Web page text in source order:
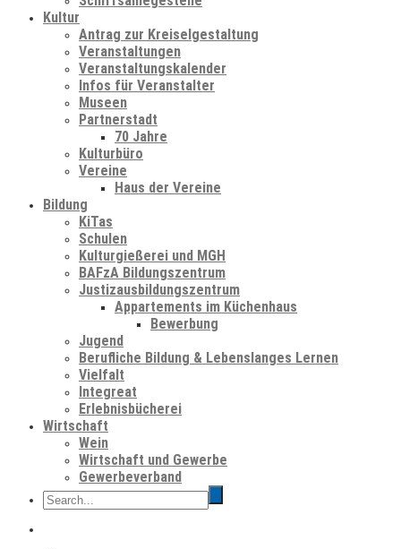
Kultur
Antrag zur Kreiselgestaltung
Veranstaltungen
Veranstaltungskalender
Infos für Veranstalter
Museen
Partnerstadt
70 Jahre
Kulturbüro
Vereine
Haus der Vereine
Bildung
KiTas
Schulen
Kulturgießerei und MGH
BAFzA Bildungszentrum
Justizausbildungszentrum
Appartements im Küchenhaus
Bewerbung
Jugend
Berufliche Bildung & Lebenslanges Lernen
Vielfalt
Integreat
Erlebnisbücherei
Wirtschaft
Wein
Wirtschaft und Gewerbe
Gewerbeverband